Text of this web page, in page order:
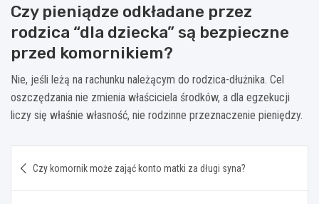
Czy pieniądze odkładane przez
rodzica “dla dziecka” są bezpieczne
przed komornikiem?
Nie, jeśli leżą na rachunku należącym do rodzica-dłużnika. Cel
oszczędzania nie zmienia właściciela środków, a dla egzekucji
liczy się właśnie własność, nie rodzinne przeznaczenie pieniędzy.
wpisu
Czy komornik może zająć konto matki za długi syna?